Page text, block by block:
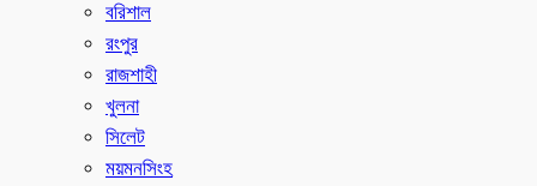
বরিশাল
রংপুর
রাজশাহী
খুলনা
সিলেট
ময়মনসিংহ